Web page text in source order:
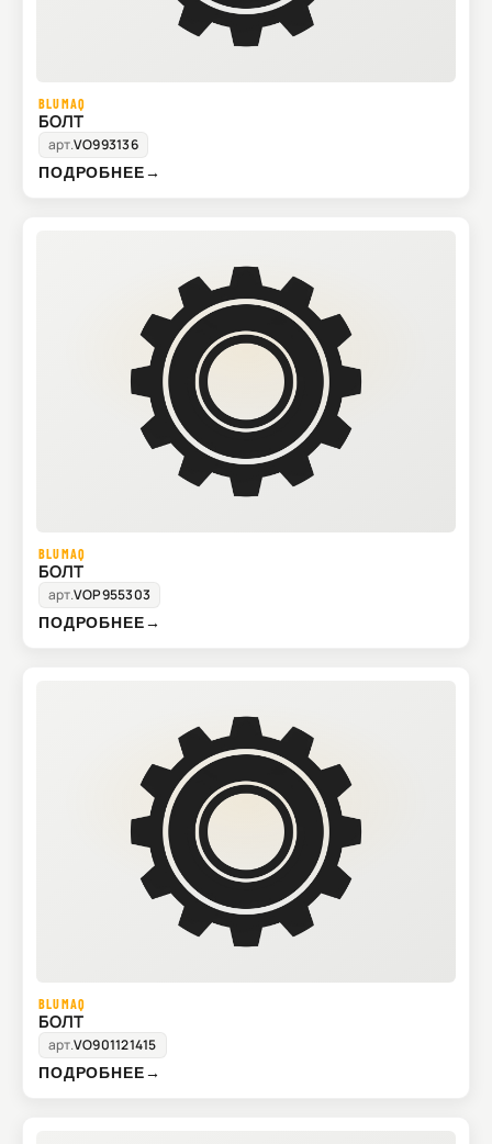
BLUMAQ
БОЛТ
арт.VO993136
ПОДРОБНЕЕ→
BLUMAQ
БОЛТ
арт.VOP955303
ПОДРОБНЕЕ→
BLUMAQ
БОЛТ
арт.VO901121415
ПОДРОБНЕЕ→